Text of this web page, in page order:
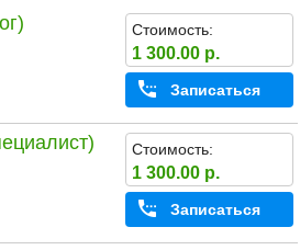
Стоимость:
1 300.00 р.
Записаться
Стоимость:
1 300.00 р.
Записаться